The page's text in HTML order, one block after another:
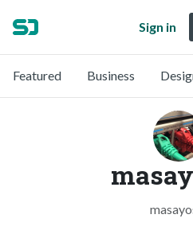
Sign in
Featured Business